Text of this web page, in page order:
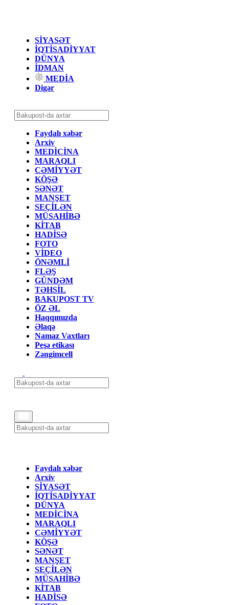
SİYASƏT
İQTİSADİYYAT
DÜNYA
İDMAN
MEDİA
Digər
Faydalı xəbər
Arxiv
MEDİCİNA
MARAQLI
CƏMİYYƏT
KÖŞƏ
SƏNƏT
MANŞET
SEÇİLƏN
MÜSAHİBƏ
KİTAB
HADİSƏ
FOTO
VİDEO
ÖNƏMLİ
FLƏŞ
GÜNDƏM
TƏHSİL
BAKUPOST TV
ÖZ ƏL
Haqqımızda
Əlaqə
Namaz Vaxtları
Peşə etikası
Zəngimcell
Faydalı xəbər
Arxiv
SİYASƏT
İQTİSADİYYAT
DÜNYA
MEDİCİNA
MARAQLI
CƏMİYYƏT
KÖŞƏ
SƏNƏT
MANŞET
SEÇİLƏN
MÜSAHİBƏ
KİTAB
HADİSƏ